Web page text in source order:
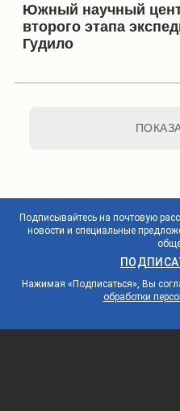
Южный научный
второго этапа
Гудило
Подписывайтесь на почтовую
новости и специальные
Нажимая «Подписаться», Вы
обработки